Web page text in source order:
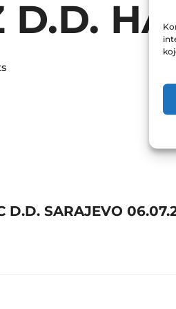
D.D.
D.D. SARAJEVO